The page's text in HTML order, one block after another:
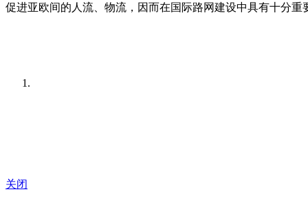
促进亚欧间的人流、物流，因而在国际路网建设中具有十分重
关闭